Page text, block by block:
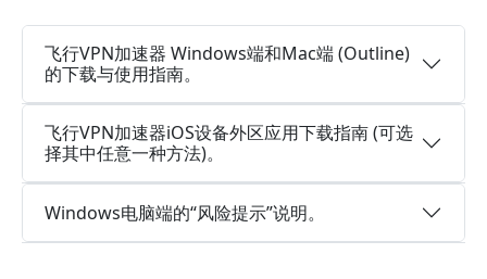
飞行VPN加速器 Windows端和Mac端 (Outline)
的下载与使用指南。
飞行VPN加速器iOS设备外区应用下载指南 (可选
择其中任意一种方法)。
Windows电脑端的“风险提示”说明。